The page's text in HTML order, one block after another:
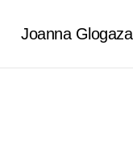
Joanna Glogaza